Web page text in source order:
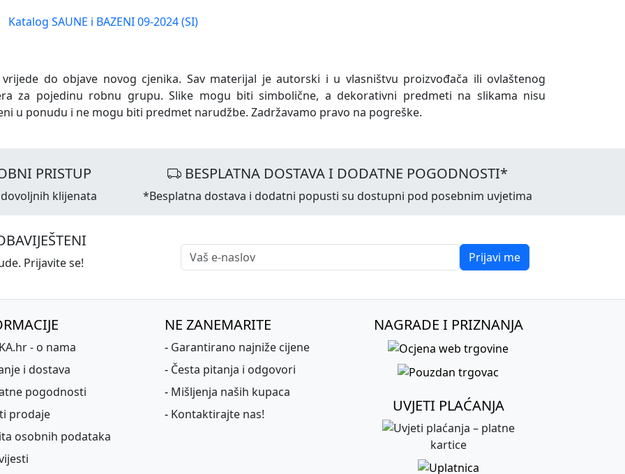
Katalog SAUNE i BAZENI 09-2024 (SI)
vrijede do objave novog cjenika. Sav materijal je autorski i u vlasništvu proizvođača ili ovlaštenog
za pojedinu robnu grupu. Slike mogu biti simbolične, a dekorativni predmeti na slikama nisu
u ponudu i ne mogu biti predmet narudžbe. Zadržavamo pravo na pogreške.
PRISTUP
klijenata
BESPLATNA DOSTAVA I DODATNE POGODNOSTI*
*Besplatna dostava i dodatni popusti su dostupni pod posebnim uvjetima
Prijavite se! Prijavi me
- o nama
i dostava
pogodnosti
prodaje
osobnih podataka
NE ZANEMARITE
- Garantirano najniže cijene
- Česta pitanja i odgovori
- Mišljenja naših kupaca
- Kontaktirajte nas!
NAGRADE I PRIZNANJA
UVJETI PLAĆANJA